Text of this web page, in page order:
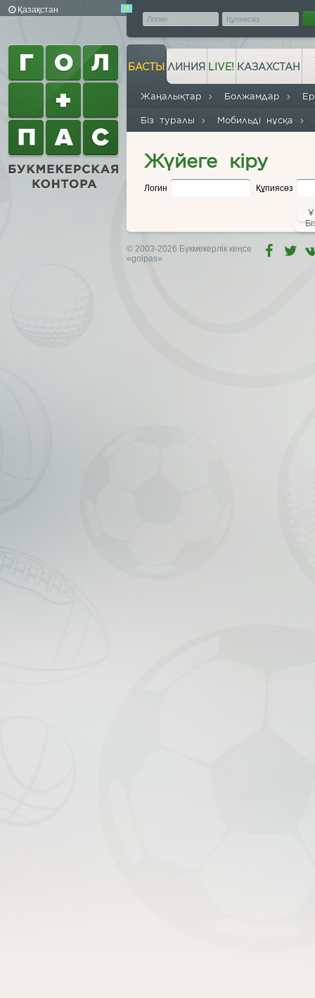
Қазақстан
БАСТЫ
Жаңалықтар Болжамдар
Біз туралы Мобильді нұсқа
ЛИНИЯ LIVE! КАЗАХСТАН
Жүйеге кіру
Логин Құпиясөз
© 2003-2026 Букмекерлік кеңсе
«golpas»